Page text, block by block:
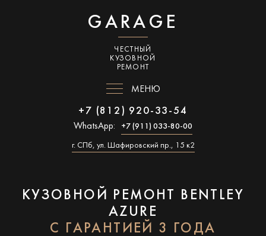
GARAGE
ЧЕСТНЫЙ
КУЗОВНОЙ
РЕМОНТ
МЕНЮ
+7 (812) 920-33-54
WhatsApp: +7 (911) 033-80-00
г. СПб, ул. Шафировский пр., 15 к2
КУЗОВНОЙ РЕМОНТ BENTLEY
AZURE
С ГАРАНТИЕЙ 3 ГОДА